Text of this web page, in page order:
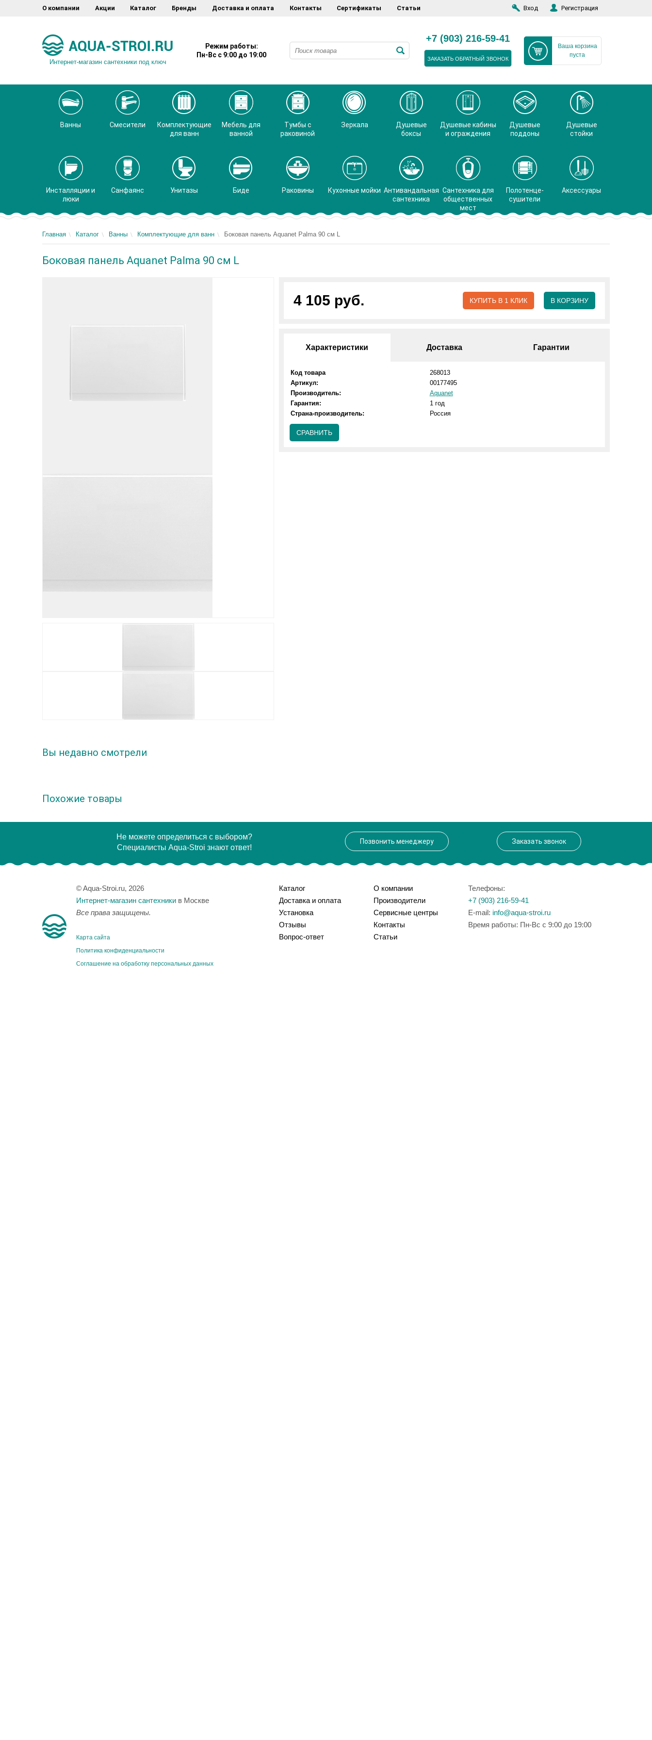
О компании Акции Каталог Бренды Доставка и оплата Контакты Сертификаты Статьи Вход Регистрация
Интернет-магазин сантехники под ключ
Режим работы:
Пн-Вс с 9:00 до 19:00
+7 (903) 216-59-41
ЗАКАЗАТЬ ОБРАТНЫЙ ЗВОНОК
Ваша корзина
пуста
Ванны Смесители
Комплектующие
для ванн
Мебель для
ванной
Тумбы с
раковиной
Зеркала
Душевые
боксы
Душевые кабины
и ограждения
Душевые
поддоны
Душевые
стойки
Инсталляции и
люки
Санфаянс Унитазы Биде Раковины Кухонные мойки Антивандальная
сантехника
Сантехника для
общественных
мест
Полотенце-
сушители
Аксессуары
Главная Каталог Ванны Комплектующие для ванн Боковая панель Aquanet Palma 90 см L
Боковая панель Aquanet Palma 90 см L
4 105 руб. КУПИТЬ В 1 КЛИК В КОРЗИНУ
Характеристики Доставка Гарантии
Код товара
268013
Артикул:
00177495
Производитель:
Aquanet
Гарантия:
1 год
Страна-производитель:
Россия
СРАВНИТЬ
Вы недавно смотрели
Похожие товары
Не можете определиться с выбором?
Специалисты Aqua-Stroi знают ответ!
Позвонить менеджеру Заказать звонок
© Aqua-Stroi.ru, 2026
Интернет-магазин сантехники в Москве
Все права защищены.
Карта сайта
Политика конфиденциальности
Соглашение на обработку персональных данных
Каталог
Доставка и оплата
Установка
Отзывы
Вопрос-ответ
О компании
Производители
Сервисные центры
Контакты
Статьи
Телефоны:
+7 (903) 216-59-41
E-mail: info@aqua-stroi.ru
Время работы: Пн-Вс с 9:00 до 19:00